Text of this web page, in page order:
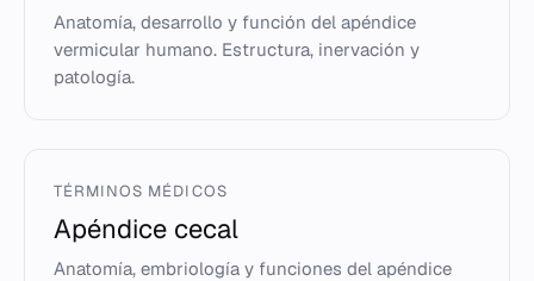
Anatomía, desarrollo y función del apéndice
vermicular humano. Estructura, inervación y
patología.
TÉRMINOS MÉDICOS
Apéndice cecal
Anatomía, embriología y funciones del apéndice